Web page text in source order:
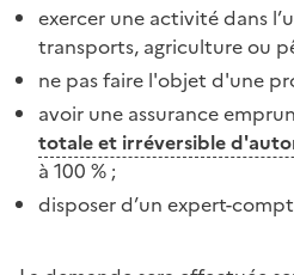
exercer une activité dans
transports, agriculture ou
ne pas faire l'objet d'une
avoir une assurance
totale et irréversible
à 100 % ;
disposer d’un expert-